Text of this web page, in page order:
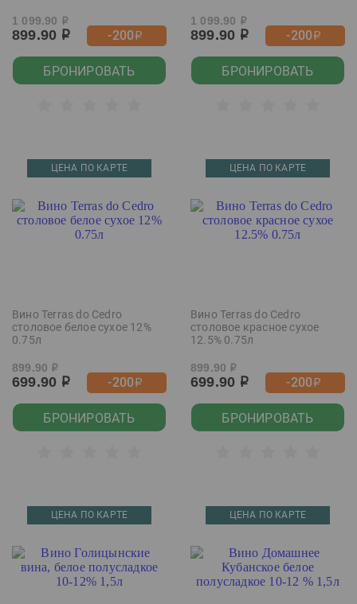
1 099.90 р
899.90 р -200р
БРОНИРОВАТЬ
1 099.90 р
899.90 р -200р
БРОНИРОВАТЬ
ЦЕНА ПО КАРТЕ
Вино Terras do Cedro
столовое белое сухое 12%
0.75л
899.90 р
699.90 р -200р
БРОНИРОВАТЬ
ЦЕНА ПО КАРТЕ
Вино Terras do Cedro
столовое красное сухое
12.5% 0.75л
899.90 р
699.90 р -200р
БРОНИРОВАТЬ
ЦЕНА ПО КАРТЕ ЦЕНА ПО КАРТЕ